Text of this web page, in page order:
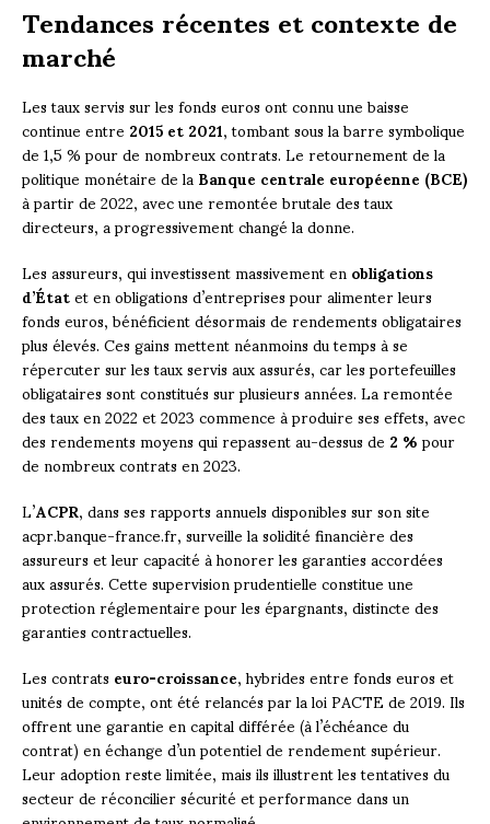
Tendances récentes et contexte de
marché
Les taux servis sur les fonds euros ont connu une baisse
continue entre2015 et 2021, tombant sous la barre symbolique
de 1,5 % pour de nombreux contrats. Le retournement de la
politique monétaire de laBanque centrale européenne (BCE)
à partir de 2022, avec une remontée brutale des taux
directeurs, a progressivement changé la donne.
Les assureurs, qui investissent massivement enobligations
d’Étatet en obligations d’entreprises pour alimenter leurs
fonds euros, bénéficient désormais de rendements obligataires
plus élevés. Ces gains mettent néanmoins du temps à se
répercuter sur les taux servis aux assurés, car les portefeuilles
obligataires sont constitués sur plusieurs années. La remontée
des taux en 2022 et 2023 commence à produire ses effets, avec
des rendements moyens qui repassent au-dessus de2 %pour
de nombreux contrats en 2023.
L’ACPR, dans ses rapports annuels disponibles sur son site
acpr.banque-france.fr, surveille la solidité financière des
assureurs et leur capacité à honorer les garanties accordées
aux assurés. Cette supervision prudentielle constitue une
protection réglementaire pour les épargnants, distincte des
garanties contractuelles.
Les contratseuro-croissance, hybrides entre fonds euros et
unités de compte, ont été relancés par la loi PACTE de 2019. Ils
offrent une garantie en capital différée (à l’échéance du
contrat) en échange d’un potentiel de rendement supérieur.
Leur adoption reste limitée, mais ils illustrent les tentatives du
secteur de réconcilier sécurité et performance dans un